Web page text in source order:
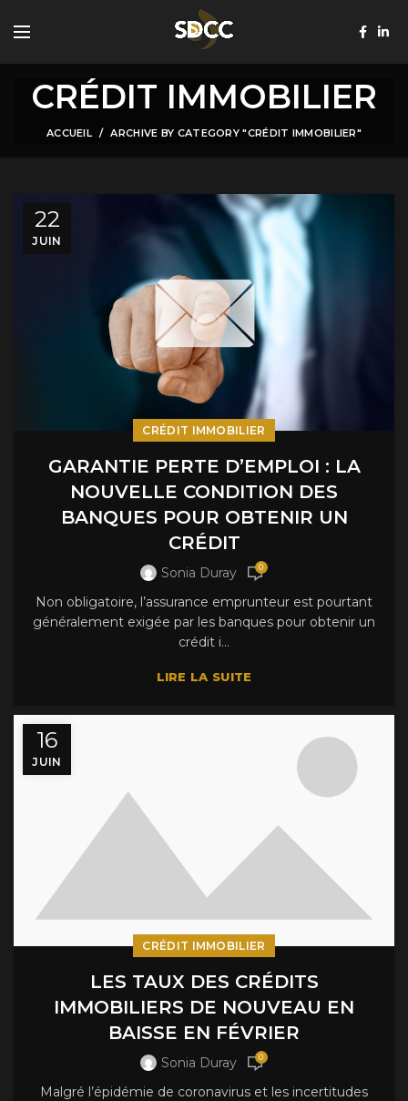
CRÉDIT IMMOBILIER
ACCUEIL ARCHIVE BY CATEGORY "CRÉDIT IMMOBILIER"
22
JUIN
CRÉDIT IMMOBILIER
GARANTIE PERTE D’EMPLOI : LA
NOUVELLE CONDITION DES
BANQUES POUR OBTENIR UN
CRÉDIT
Sonia Duray 0
Non obligatoire, l’assurance emprunteur est pourtant
généralement exigée par les banques pour obtenir un
crédit i...
LIRE LA SUITE
16
JUIN
CRÉDIT IMMOBILIER
LES TAUX DES CRÉDITS
IMMOBILIERS DE NOUVEAU EN
BAISSE EN FÉVRIER
Sonia Duray 0
Malgré l’épidémie de coronavirus et les incertitudes